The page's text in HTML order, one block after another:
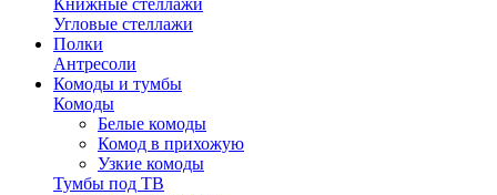
Книжные стеллажи
Угловые стеллажи
Полки
Антресоли
Комоды и тумбы
Комоды
Белые комоды
Комод в прихожую
Узкие комоды
Тумбы под ТВ